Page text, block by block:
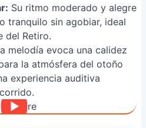
Su ritmo moderado y alegre
tranquilo sin agobiar, ideal
del Retiro.
melodía evoca una calidez
la atmósfera del otoño
experiencia auditiva